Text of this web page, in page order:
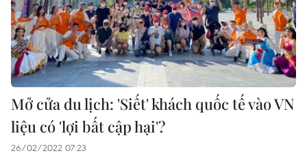
Mở cửa du lịch: 'Siết' khách quốc tế vào VN
liệu có 'lợi bất cập hại'?
26/02/2022 07:23